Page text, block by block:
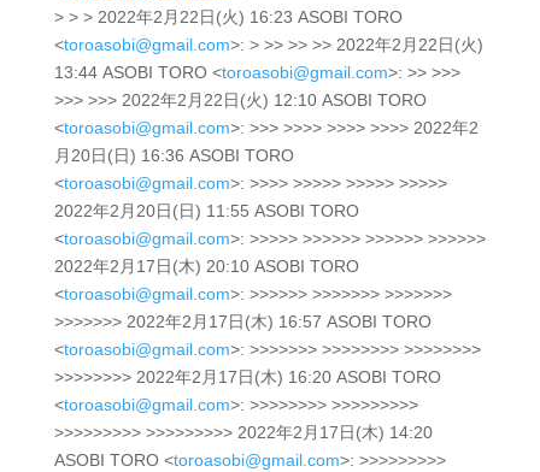
> > > 2022年2月22日(火) 16:23 ASOBI TORO
<toroasobi@gmail.com>: > >> >> >> 2022年2月22日(火)
13:44 ASOBI TORO <toroasobi@gmail.com>: >> >>>
>>> >>> 2022年2月22日(火) 12:10 ASOBI TORO
<toroasobi@gmail.com>: >>> >>>> >>>> >>>> 2022年2
月20日(日) 16:36 ASOBI TORO
<toroasobi@gmail.com>: >>>> >>>>> >>>>> >>>>>
2022年2月20日(日) 11:55 ASOBI TORO
<toroasobi@gmail.com>: >>>>> >>>>>> >>>>>> >>>>>>
2022年2月17日(木) 20:10 ASOBI TORO
<toroasobi@gmail.com>: >>>>>> >>>>>>> >>>>>>>
>>>>>>> 2022年2月17日(木) 16:57 ASOBI TORO
<toroasobi@gmail.com>: >>>>>>> >>>>>>>> >>>>>>>>
>>>>>>>> 2022年2月17日(木) 16:20 ASOBI TORO
<toroasobi@gmail.com>: >>>>>>>> >>>>>>>>>
>>>>>>>>> >>>>>>>>> 2022年2月17日(木) 14:20
ASOBI TORO <toroasobi@gmail.com>: >>>>>>>>>